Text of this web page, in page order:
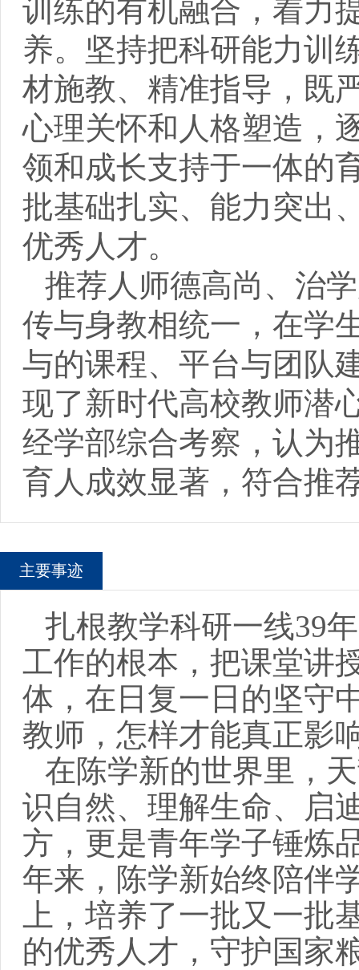
训练的有机融合，着力
养。坚持把科研能力训
材施教、精准指导，既
心理关怀和人格塑造，
领和成长支持于一体的
批基础扎实、能力突出
优秀人才。
推荐人师德高尚、治
传与身教相统一，在学
与的课程、平台与团队
现了新时代高校教师潜
经学部综合考察，认为
育人成效显著，符合推
主要事迹
扎根教学科研一线39
工作的根本，把课堂讲
体，在日复一日的坚守
教师，怎样才能真正影
在陈学新的世界里，
识自然、理解生命、启
方，更是青年学子锤炼
年来，陈学新始终陪伴
上，培养了一批又一
的优秀人才，守护国家